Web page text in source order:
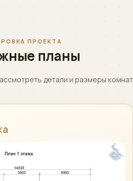
ПРОЕКТА
планы
детали и размеры комнат